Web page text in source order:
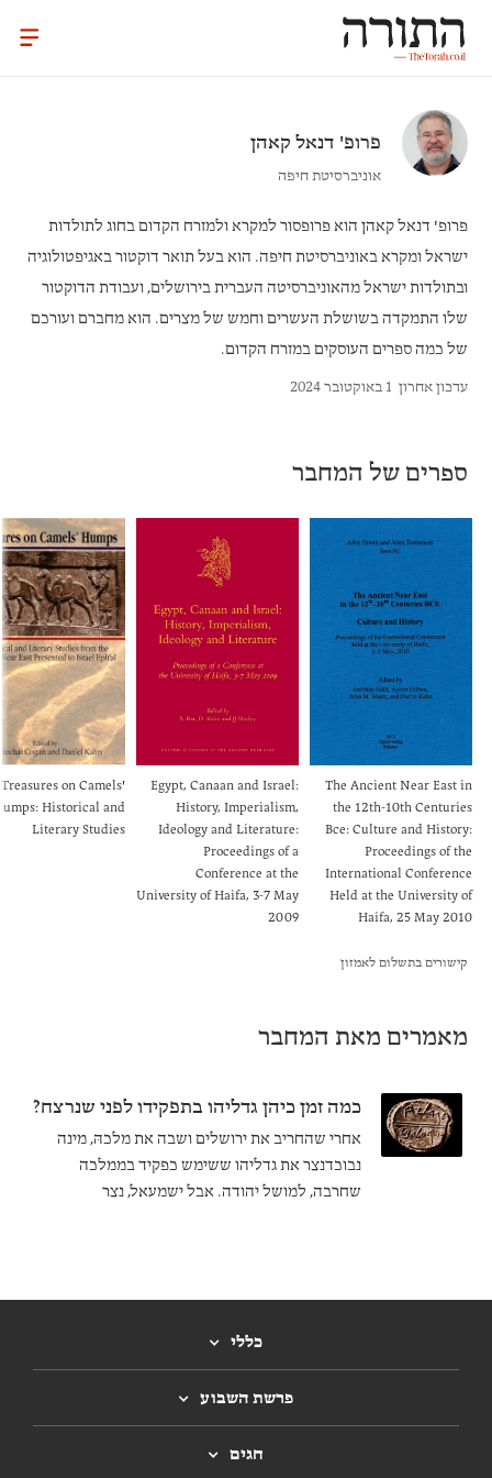
פרופ' דנאל קאהן
אוניברסיטת חיפה
פרופ' דנאל קאהן הוא פרופסור למקרא ולמזרח הקדום בחוג לתולדות
ישראל ומקרא באוניברסיטת חיפה. הוא בעל תואר דוקטור באגיפטולוגיה
ובתולדות ישראל מהאוניברסיטה העברית בירושלים, ועבודת הדוקטור
שלו התמקדה בשושלת העשרים וחמש של מצרים. הוא מחברם ועורכם
של כמה ספרים העוסקים במזרח הקדום.
עדכון אחרון 1 באוקטובר 2024
ספרים של המחבר
The Ancient Near East in
the 12th-10th Centuries
Bce: Culture and History:
Proceedings of the
International Conference
Held at the University of
Haifa, 25 May 2010
Egypt, Canaan and Israel:
History, Imperialism,
Ideology and Literature:
Proceedings of a
Conference at the
University of Haifa, 3-7 May
2009
Treasures on Camels'
Historical and
Literary Studies
קישורים בתשלום לאמזון
מאמרים מאת המחבר
כמה זמן כיהן גדליהו בתפקידו לפני שנרצח?
אחרי שהחריב את ירושלים ושבה את מלכהּ, מינה
נבוכדנצר את גדליהו ששימש כפקיד בממלכה
שחרבה, למושל יהודה. אבל ישמעאל, נצר
כללי
פרשת השבוע
חגים